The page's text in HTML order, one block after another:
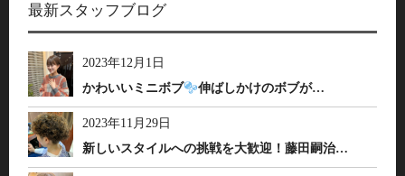
最新スタッフブログ
2023年12月1日
かわいいミニボブ
伸ばしかけのボブが…
2023年11月29日
新しいスタイルへの挑戦を大歓迎！藤田嗣治…